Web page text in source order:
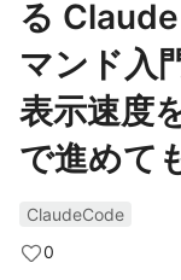
る
マンド入
表示速度
で進めて
ClaudeCode
0